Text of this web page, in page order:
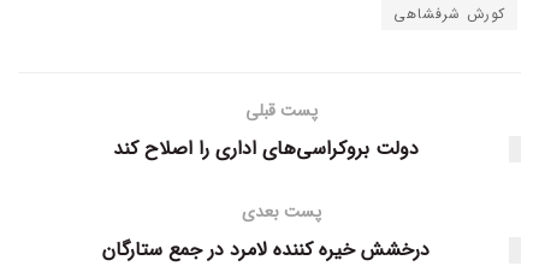
کورش شرفشاهی
پست قبلی
دولت بروکراسی‌های اداری را اصلاح کند
پست بعدی
درخشش خیره کننده لامرد در جمع ستارگان